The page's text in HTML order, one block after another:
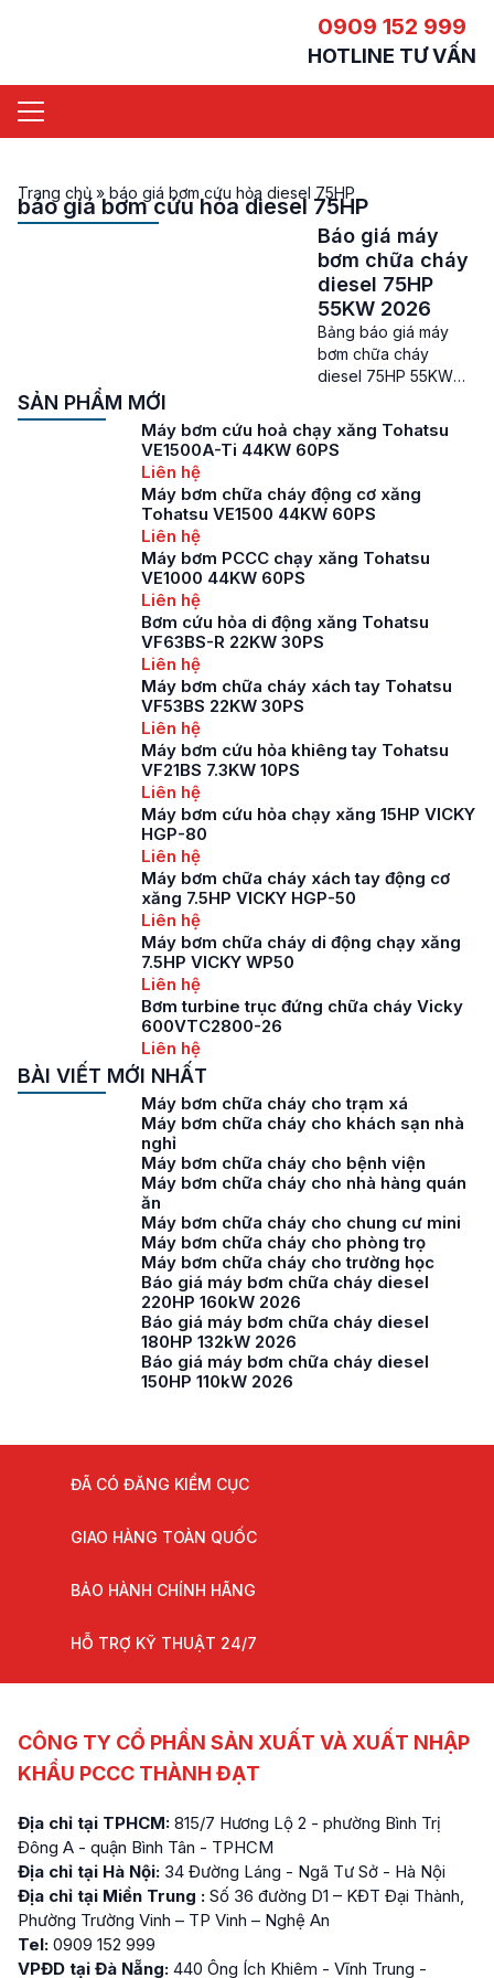
0909 152 999
HOTLINE TƯ VẤN
Trang chủ » báo giá bơm cứu hỏa diesel 75HP
báo giá bơm cứu hỏa diesel 75HP
Báo giá máy
bơm chữa cháy
diesel 75HP
55KW 2026
Bảng báo giá máy
bơm chữa cháy
diesel 75HP 55KW
chữa cháy diesel
75HP – Các sản phẩm
trên thị trường hiện
nay đang ngày càng
phong phú, để có thể
bị […]
SẢN PHẨM MỚI
Máy bơm cứu hoả chạy xăng Tohatsu
VE1500A-Ti 44KW 60PS
Liên hệ
Máy bơm chữa cháy động cơ xăng
Tohatsu VE1500 44KW 60PS
Liên hệ
Máy bơm PCCC chạy xăng Tohatsu
VE1000 44KW 60PS
Liên hệ
Bơm cứu hỏa di động xăng Tohatsu
VF63BS-R 22KW 30PS
Liên hệ
Máy bơm chữa cháy xách tay Tohatsu
VF53BS 22KW 30PS
Liên hệ
Máy bơm cứu hỏa khiêng tay Tohatsu
VF21BS 7.3KW 10PS
Liên hệ
Máy bơm cứu hỏa chạy xăng 15HP VICKY
HGP-80
Liên hệ
Máy bơm chữa cháy xách tay động cơ
xăng 7.5HP VICKY HGP-50
Liên hệ
Máy bơm chữa cháy di động chạy xăng
7.5HP VICKY WP50
Liên hệ
Bơm turbine trục đứng chữa cháy Vicky
600VTC2800-26
Liên hệ
BÀI VIẾT MỚI NHẤT
Máy bơm chữa cháy cho trạm xá
Máy bơm chữa cháy cho khách sạn nhà
nghỉ
Máy bơm chữa cháy cho bệnh viện
Máy bơm chữa cháy cho nhà hàng quán
ăn
Máy bơm chữa cháy cho chung cư mini
Máy bơm chữa cháy cho phòng trọ
Máy bơm chữa cháy cho trường học
Báo giá máy bơm chữa cháy diesel
220HP 160kW 2026
Báo giá máy bơm chữa cháy diesel
180HP 132kW 2026
Báo giá máy bơm chữa cháy diesel
150HP 110kW 2026
ĐÃ CÓ ĐĂNG KIỂM CỤC
GIAO HÀNG TOÀN QUỐC
BẢO HÀNH CHÍNH HÃNG
HỖ TRỢ KỸ THUẬT 24/7
CÔNG TY CỔ PHẦN SẢN XUẤT VÀ XUẤT NHẬP
KHẨU PCCC THÀNH ĐẠT
Địa chỉ tại TPHCM: 815/7 Hương Lộ 2 - phường Bình Trị
Đông A - quận Bình Tân - TPHCM
Địa chỉ tại Hà Nội: 34 Đường Láng - Ngã Tư Sở - Hà Nội
Địa chỉ tại Miền Trung : Số 36 đường D1 – KĐT Đại Thành,
Phường Trường Vinh – TP Vinh – Nghệ An
Tel: 0909 152 999
VPĐD tại Đà Nẵng: 440 Ông Ích Khiêm - Vĩnh Trung -